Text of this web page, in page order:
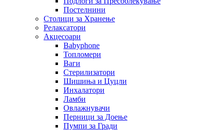
Постелнини
Столици за Хранење
Релаксатори
Акцесоари
Babyphone
Топломери
Ваги
Стерилизатори
Шишиња и Цуцли
Инхалатори
Ламби
Овлажнувачи
Перници за Доење
Пумпи за Гради